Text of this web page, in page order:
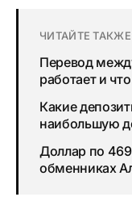
ЧИТАЙТЕ ТАКЖЕ
Перевод
работает и
Какие
наибольшую
Доллар по
обменниках